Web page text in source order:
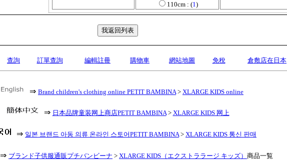
110cm : (1)
查詢 訂單查詢 編輯註冊 購物車 網站地圖 免稅 倉敷店在日本
⇒ Brand children's clothing online PETIT BAMBINA> XLARGE KIDS online
⇒ 日本品牌童装网上商店PETIT BAMBINA> XLARGE KIDS 网上
⇒ 일본 브랜드 아동 의류 온라인 스토어PETIT BAMBINA> XLARGE KIDS 통신 판매
⇒ ブランド子供服通販プチバンビーナ > XLARGE KIDS（エクストララージ キッズ） 商品一覧